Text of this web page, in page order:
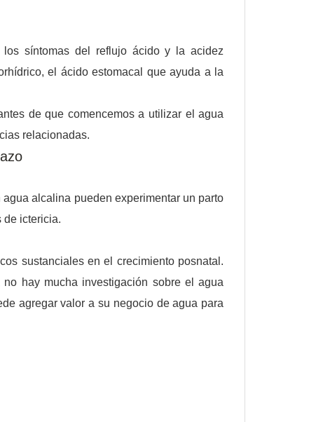
síntomas del reflujo ácido y la acidez
el ácido estomacal que ayuda a la
de que comencemos a utilizar el agua
relacionadas.
alcalina pueden experimentar un parto
de ictericia.
sustanciales en el crecimiento posnatal.
hay mucha investigación sobre el agua
agregar valor a su negocio de agua para